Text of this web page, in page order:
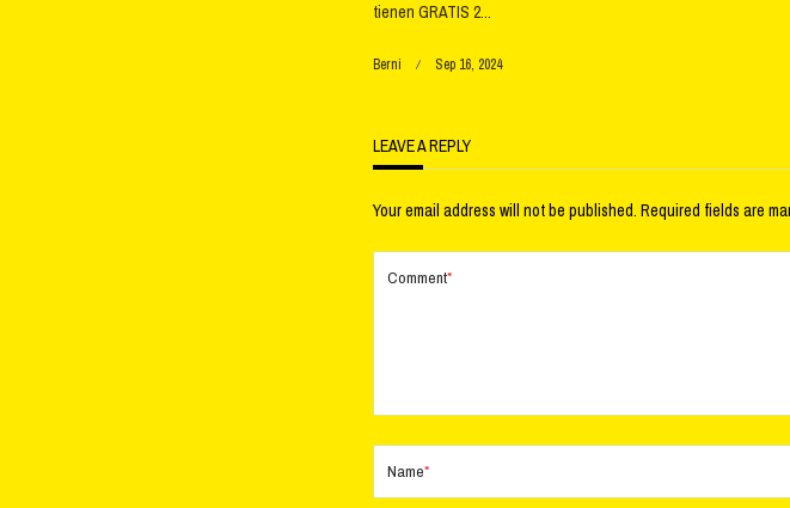
tienen GRATIS 2...
Berni Sep 16, 2024
LEAVE A REPLY
Your email address will not be published. Required fields are
Comment*
Name*